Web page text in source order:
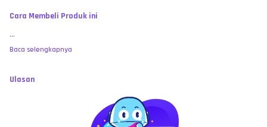
Cara Membeli Produk ini
...
Baca selengkapnya
Ulasan